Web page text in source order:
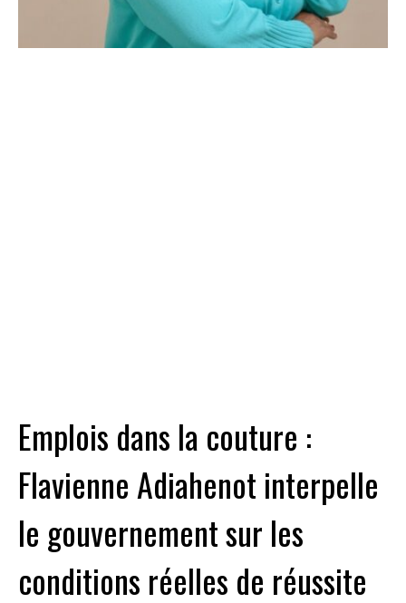
Emplois dans la couture :
Flavienne Adiahenot interpelle
le gouvernement sur les
conditions réelles de réussite